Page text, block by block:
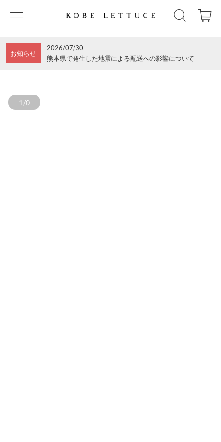
お知らせ
2026/07/30
熊本県で発生した地震による配送への影響について
1/0